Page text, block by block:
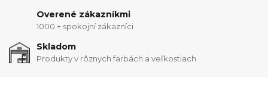
Overené zákazníkmi
1000 + spokojní zákazníci
Skladom
Produkty v rôznych farbách a veľkostiach